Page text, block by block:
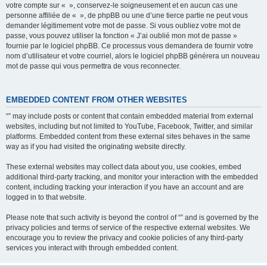
votre compte sur « », conservez-le soigneusement et en aucun cas une
personne affiliée de « », de phpBB ou une d’une tierce partie ne peut vous
demander légitimement votre mot de passe. Si vous oubliez votre mot de
passe, vous pouvez utiliser la fonction « J’ai oublié mon mot de passe »
fournie par le logiciel phpBB. Ce processus vous demandera de fournir votre
nom d’utilisateur et votre courriel, alors le logiciel phpBB générera un nouveau
mot de passe qui vous permettra de vous reconnecter.
EMBEDDED CONTENT FROM OTHER WEBSITES
“” may include posts or content that contain embedded material from external
websites, including but not limited to YouTube, Facebook, Twitter, and similar
platforms. Embedded content from these external sites behaves in the same
way as if you had visited the originating website directly.
These external websites may collect data about you, use cookies, embed
additional third-party tracking, and monitor your interaction with the embedded
content, including tracking your interaction if you have an account and are
logged in to that website.
Please note that such activity is beyond the control of “” and is governed by the
privacy policies and terms of service of the respective external websites. We
encourage you to review the privacy and cookie policies of any third-party
services you interact with through embedded content.